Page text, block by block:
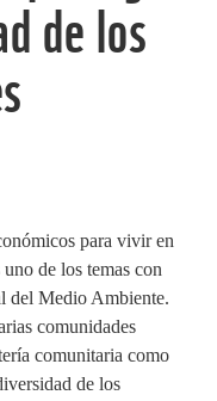
de los
para vivir en
de los temas con
del Medio Ambiente.
comunidades
comunitaria como
de los